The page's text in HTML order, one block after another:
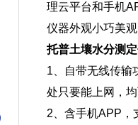
理云平台和手机
仪器外观小巧美
托普土壤水分测
1、自带无线传输
处只要能上网，
2、含手机APP，